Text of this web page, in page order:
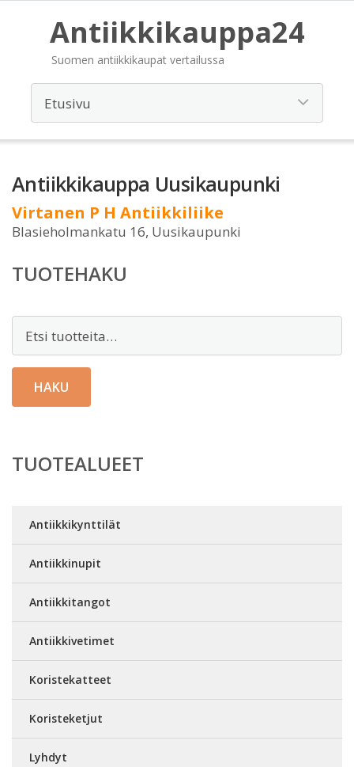
Antiikkikauppa24
Suomen antiikkikaupat vertailussa
Antiikkikauppa Uusikaupunki
Virtanen P H Antiikkiliike
Blasieholmankatu 16, Uusikaupunki
TUOTEHAKU
HAKU
TUOTEALUEET
Antiikkikynttilät
Antiikkinupit
Antiikkitangot
Antiikkivetimet
Koristekatteet
Koristeketjut
Lyhdyt